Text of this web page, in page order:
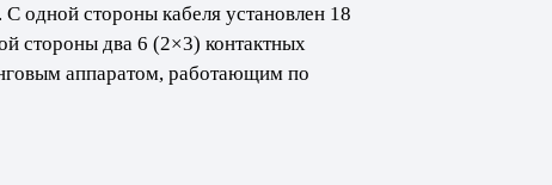
стороны кабеля установлен 18
стороны два 6 (2×3) контактных
аппаратом, работающим по